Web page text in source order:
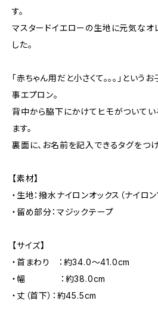
す。
マスタードイエローの生地に元気なオ
した。
「赤ちゃん用だと小さくて。。。」とい
事エプロン。
背中から脇下にかけてヒモがついてい
ます。
裏面に、お名前を記入できるタグをつけ
【素材】
・生地：撥水ナイロンオックス（ナイロン
・留め部分：マジックテープ
【サイズ】
・首まわり ：約34.0～41.0cm
・幅 ：約38.0cm
・丈（首下）：約45.5cm